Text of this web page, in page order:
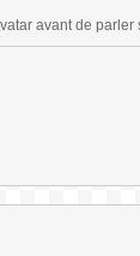
avant de